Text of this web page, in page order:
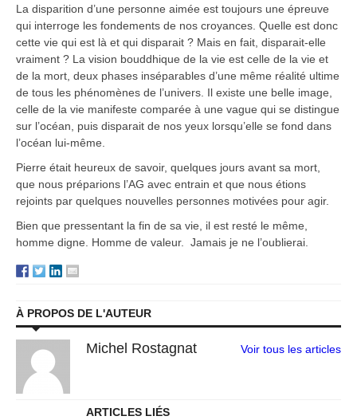
La disparition d’une personne aimée est toujours une épreuve
qui interroge les fondements de nos croyances. Quelle est donc
cette vie qui est là et qui disparait ? Mais en fait, disparait-elle
vraiment ? La vision bouddhique de la vie est celle de la vie et
de la mort, deux phases inséparables d’une même réalité ultime
de tous les phénomènes de l’univers. Il existe une belle image,
celle de la vie manifeste comparée à une vague qui se distingue
sur l’océan, puis disparait de nos yeux lorsqu’elle se fond dans
l’océan lui-même.
Pierre était heureux de savoir, quelques jours avant sa mort,
que nous préparions l’AG avec entrain et que nous étions
rejoints par quelques nouvelles personnes motivées pour agir.
Bien que pressentant la fin de sa vie, il est resté le même,
homme digne. Homme de valeur. Jamais je ne l’oublierai.
À PROPOS DE L'AUTEUR
Michel Rostagnat Voir tous les articles
ARTICLES LIÉS